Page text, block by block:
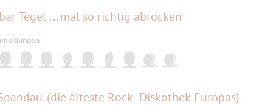
Tegel ... mal so richtig abrocken
(die älteste Rock- Diskothek Europas)